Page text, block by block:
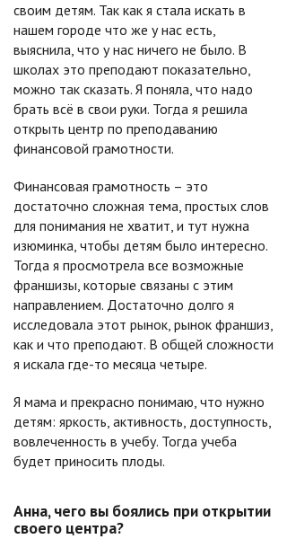
своим детям. Так как я стала искать в
нашем городе что же у нас есть,
выяснила, что у нас ничего не было. В
школах это преподают показательно,
можно так сказать. Я поняла, что надо
брать всё в свои руки. Тогда я решила
открыть центр по преподаванию
финансовой грамотности.
Финансовая грамотность – это
достаточно сложная тема, простых слов
для понимания не хватит, и тут нужна
изюминка, чтобы детям было интересно.
Тогда я просмотрела все возможные
франшизы, которые связаны с этим
направлением. Достаточно долго я
исследовала этот рынок, рынок франшиз,
как и что преподают. В общей сложности
я искала где-то месяца четыре.
Я мама и прекрасно понимаю, что нужно
детям: яркость, активность, доступность,
вовлеченность в учебу. Тогда учеба
будет приносить плоды.
Анна, чего вы боялись при открытии
своего центра?